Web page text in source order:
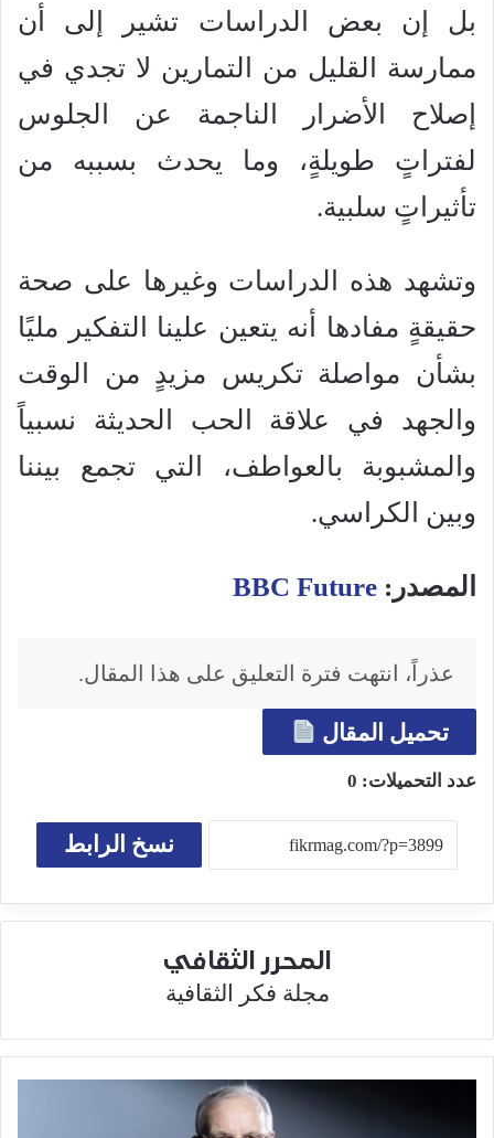
بل إن بعض الدراسات تشير إلى أن
ممارسة القليل من التمارين لا تجدي في
إصلاح الأضرار الناجمة عن الجلوس
لفتراتٍ طويلةٍ، وما يحدث بسببه من
تأثيراتٍ سلبية.
وتشهد هذه الدراسات وغيرها على صحة
حقيقةٍ مفادها أنه يتعين علينا التفكير مليًا
بشأن مواصلة تكريس مزيدٍ من الوقت
والجهد في علاقة الحب الحديثة نسبياً
والمشبوبة بالعواطف، التي تجمع بيننا
وبين الكراسي.
المصدر: BBC Future
عذراً، انتهت فترة التعليق على هذا المقال.
تحميل المقال
عدد التحميلات: 0
نسخ الرابط
المحرر الثقافي
مجلة فكر الثقافية